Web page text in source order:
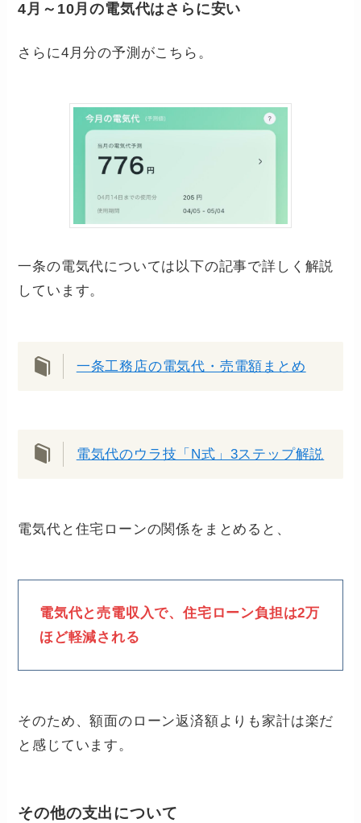
4月～10月の電気代はさらに安い
さらに4月分の予測がこちら。
一条の電気代については以下の記事で詳しく解説
しています。
一条工務店の電気代・売電額まとめ
電気代のウラ技「N式」3ステップ解説
電気代と住宅ローンの関係をまとめると、
電気代と売電収入で、住宅ローン負担は2万
ほど軽減される
そのため、額面のローン返済額よりも家計は楽だ
と感じています。
その他の支出について